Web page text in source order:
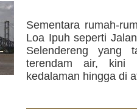
Sementara rumah-
Loa Ipuh seperti
Selendereng yang
terendam air, kini
kedalaman hingga di